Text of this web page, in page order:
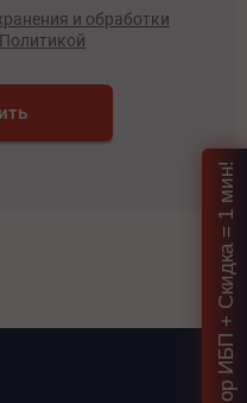
и обработки
Политикой
Подбор ИБП + Скидка = 1 мин!